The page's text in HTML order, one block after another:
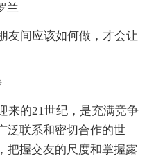
兰
友间应该如何做，才会让
来的21世纪，是充满竞争
泛联系和密切合作的世
把握交友的尺度和掌握露